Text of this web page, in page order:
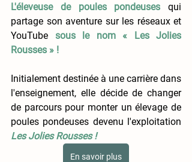
L'éleveuse de poules pondeuses
qui
partage son aventure sur les réseaux et
YouTube sous le nom « Les Jolies
Rousses » !
Initialement destinée à une carrière dans
l'enseignement, elle décide de changer
de parcours pour monter un élevage de
poules pondeuses devenu l'exploitation
Les Jolies Rousses !
En savoir plus